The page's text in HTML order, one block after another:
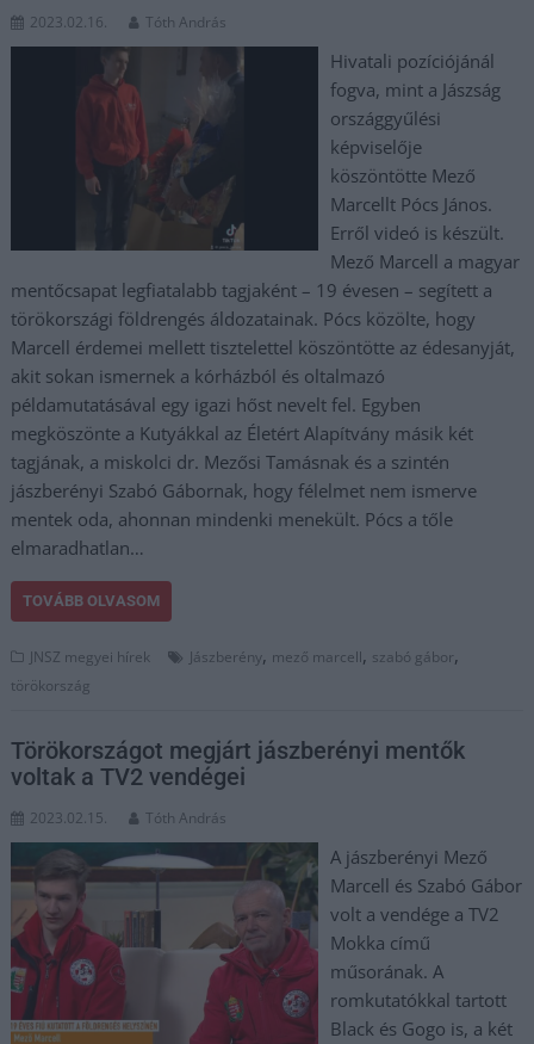
2023.02.16. Tóth András
Hivatali pozíciójánál
fogva, mint a Jászság
országgyűlési
képviselője
köszöntötte Mező
Marcellt Pócs János.
Erről videó is készült.
Mező Marcell a magyar
mentőcsapat legfiatalabb tagjaként – 19 évesen – segített a
törökországi földrengés áldozatainak. Pócs közölte, hogy
Marcell érdemei mellett tisztelettel köszöntötte az édesanyját,
akit sokan ismernek a kórházból és oltalmazó
példamutatásával egy igazi hőst nevelt fel. Egyben
megköszönte a Kutyákkal az Életért Alapítvány másik két
tagjának, a miskolci dr. Mezősi Tamásnak és a szintén
jászberényi Szabó Gábornak, hogy félelmet nem ismerve
mentek oda, ahonnan mindenki menekült. Pócs a tőle
elmaradhatlan…
TOVÁBB OLVASOM
JNSZ megyei hírek Jászberény, mező marcell, szabó gábor,
törökország
Törökországot megjárt jászberényi mentők
voltak a TV2 vendégei
2023.02.15. Tóth András
A jászberényi Mező
Marcell és Szabó Gábor
volt a vendége a TV2
Mokka című
műsorának. A
romkutatókkal tartott
Black és Gogo is, a két